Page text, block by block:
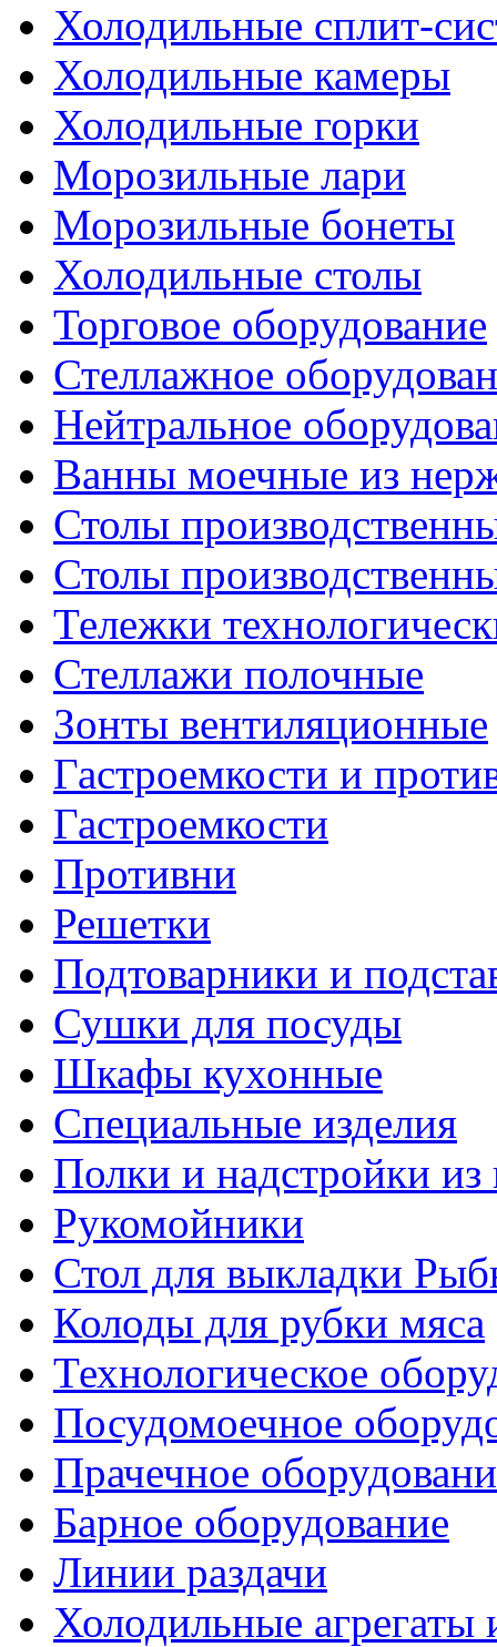
Холодильные сплит-
Холодильные камеры
Холодильные горки
Морозильные лари
Морозильные бонеты
Холодильные столы
Торговое оборудование
Стеллажное
Нейтральное
Ванны моечные из
Столы
Столы
Тележки
Стеллажи полочные
Зонты вентиляционные
Гастроемкости и
Гастроемкости
Противни
Решетки
Подтоварники и
Сушки для посуды
Шкафы кухонные
Специальные изделия
Полки и надстройки из
Рукомойники
Стол для выкладки
Колоды для рубки мяса
Технологическое
Посудомоечное
Прачечное
Барное оборудование
Линии раздачи
Холодильные агрегаты